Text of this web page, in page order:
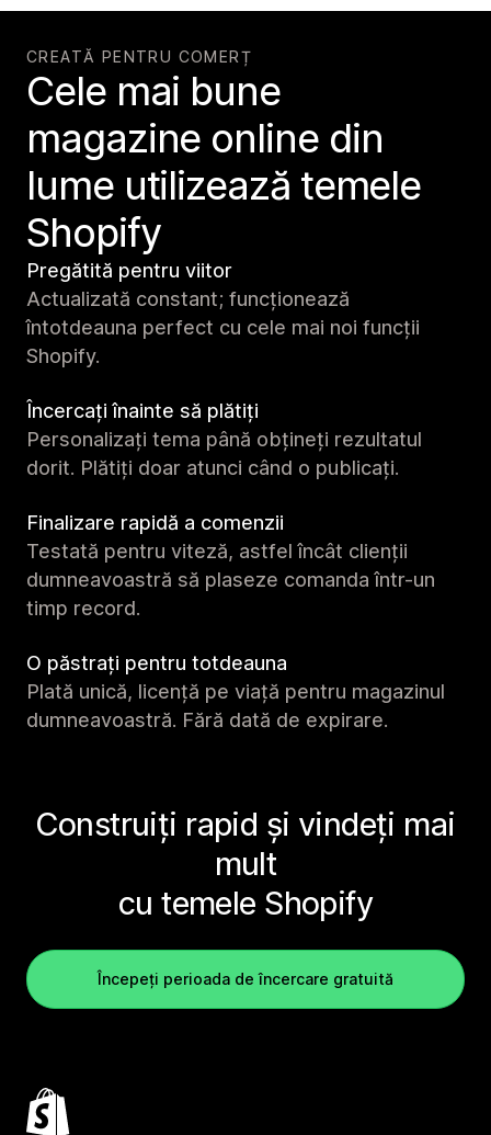
CREATĂ PENTRU COMERȚ
Cele mai bune
magazine online din
lume utilizează temele
Shopify
Pregătită pentru viitor
Actualizată constant; funcționează
întotdeauna perfect cu cele mai noi funcții
Shopify.
Încercați înainte să plătiți
Personalizați tema până obțineți rezultatul
dorit. Plătiți doar atunci când o publicați.
Finalizare rapidă a comenzii
Testată pentru viteză, astfel încât clienții
dumneavoastră să plaseze comanda într-un
timp record.
O păstrați pentru totdeauna
Plată unică, licență pe viață pentru magazinul
dumneavoastră. Fără dată de expirare.
Construiți rapid și vindeți mai
mult
cu temele Shopify
Începeți perioada de încercare gratuită